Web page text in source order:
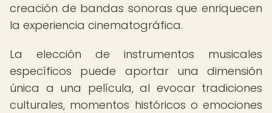
creación de bandas sonoras que enriquecen
la experiencia cinematográfica.
La elección de instrumentos musicales
específicos puede aportar una dimensión
única a una película, al evocar tradiciones
culturales, momentos históricos o emociones